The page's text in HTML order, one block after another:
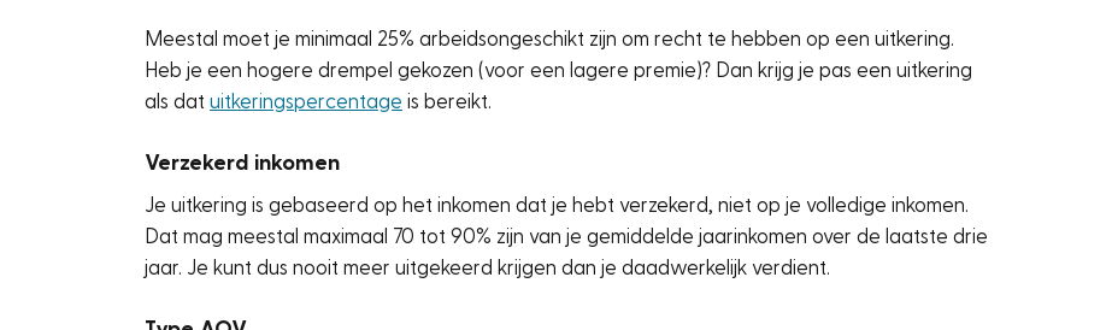
Meestal moet je minimaal 25% arbeidsongeschikt zijn om recht te hebben op een uitkering.
Heb je een hogere drempel gekozen (voor een lagere premie)? Dan krijg je pas een uitkering
als dat uitkeringspercentage is bereikt.
Verzekerd inkomen
Je uitkering is gebaseerd op het inkomen dat je hebt verzekerd, niet op je volledige inkomen.
Dat mag meestal maximaal 70 tot 90% zijn van je gemiddelde jaarinkomen over de laatste drie
jaar. Je kunt dus nooit meer uitgekeerd krijgen dan je daadwerkelijk verdient.